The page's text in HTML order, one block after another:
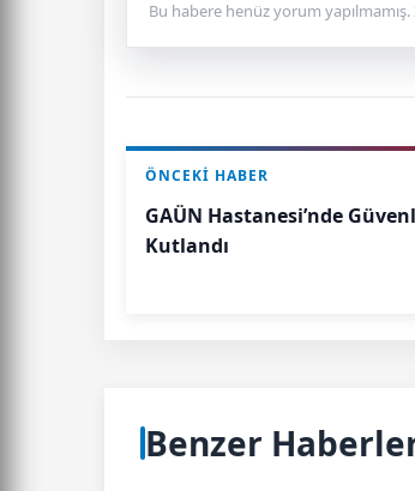
Bu habere henüz yorum
ÖNCEKI HABER
GAÜN Hastanesi’nde
Kutlandı
Benzer